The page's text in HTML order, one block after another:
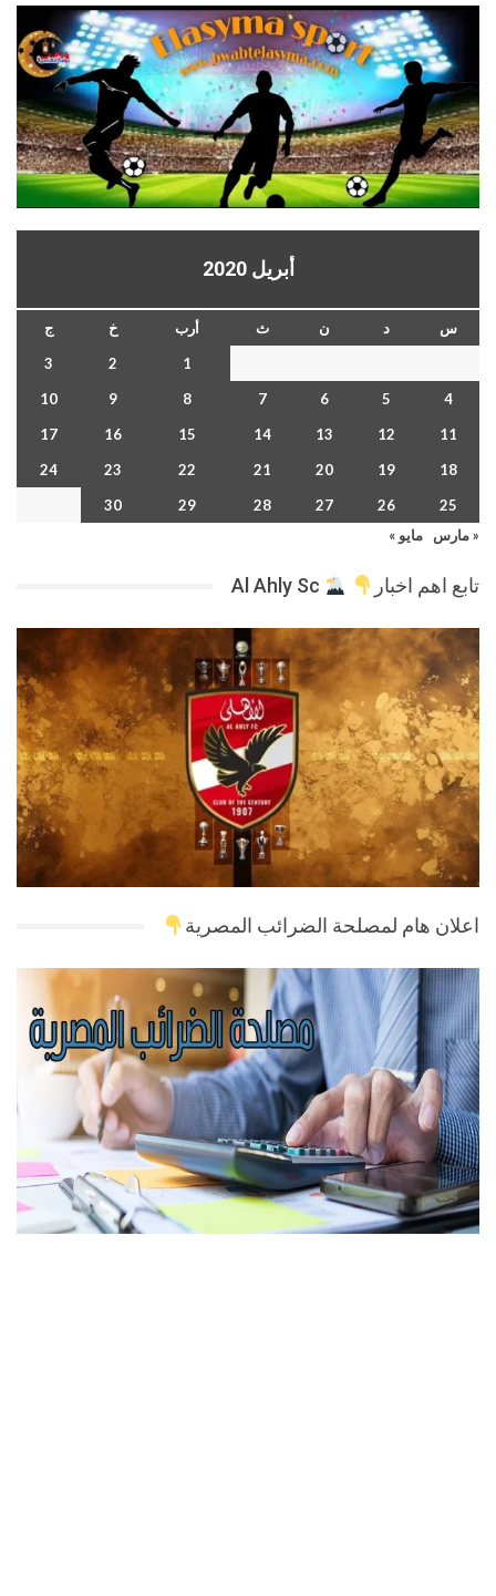
أبريل 2020
س د ن ث أرب خ
ج
1
2
3
4
5
6
7
8
9
10
11
12
13
14
15
16
17
18
19
20
21
22
23
24
25
26
27
28
29
30
« مارس
مايو »
تابع اهم اخبار
اعلان هام لمصلحة الضرائب المصرية